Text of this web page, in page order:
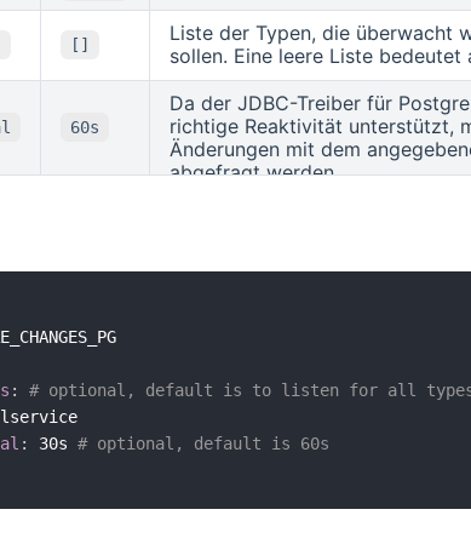
[]
Liste der Typen, die überwacht
sollen. Eine leere Liste bedeutet
60s
Da der JDBC-Treiber für
richtige Reaktivität unterstützt,
Änderungen mit dem
abgefragt werden.
:
# optional, default is to listen for all
: 30s # optional, default is 60s